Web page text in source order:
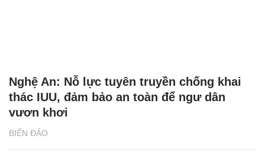
BIỂN ĐẢO
Nghệ An: Nỗ lực tuyên truyền chống khai
thác IUU, đảm bảo an toàn để ngư dân
vươn khơi